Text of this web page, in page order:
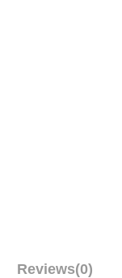
Reviews(0)